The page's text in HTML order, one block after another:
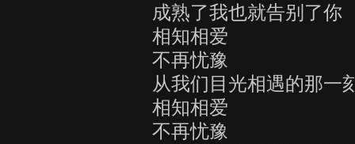
成熟了我也就告别了你
相知相爱
不再忧豫
从我们目光相遇的那一
相知相爱
不再忧豫